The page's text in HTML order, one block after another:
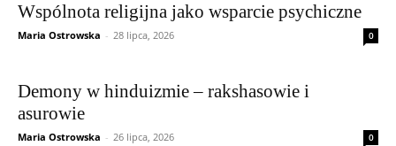
Wspólnota religijna jako wsparcie psychiczne
Maria Ostrowska - 28 lipca, 2026 0
Demony w hinduizmie – rakshasowie i
asurowie
Maria Ostrowska - 26 lipca, 2026 0